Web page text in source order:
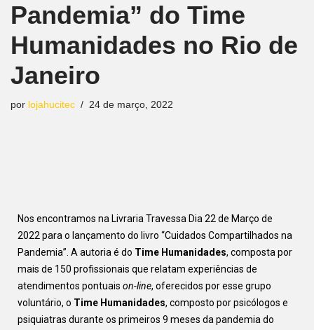
Pandemia” do Time
Humanidades no Rio de
Janeiro
por lojahucitec 24 de março, 2022
Nos encontramos na Livraria Travessa Dia 22 de Março de
2022 para o lançamento do livro “Cuidados Compartilhados na
Pandemia”. A autoria é do Time Humanidades, composta por
mais de 150 profissionais que relatam experiências de
atendimentos pontuais on-line, oferecidos por esse grupo
voluntário, o Time Humanidades, composto por psicólogos e
psiquiatras durante os primeiros 9 meses da pandemia do